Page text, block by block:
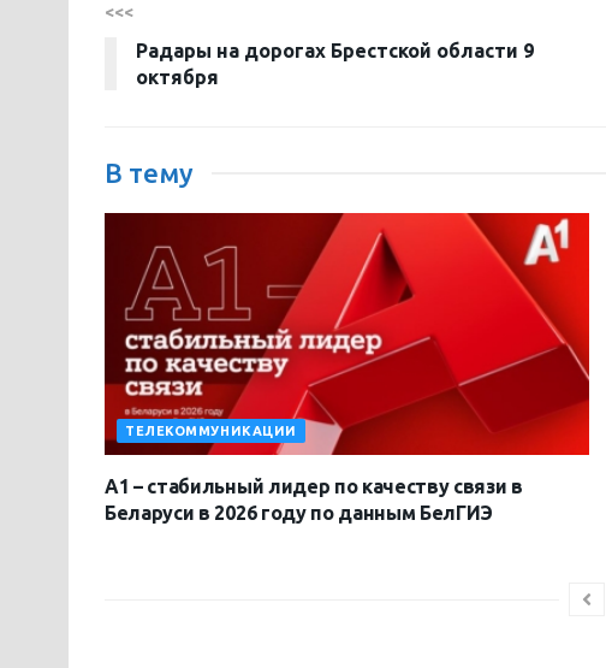
<<<
Радары на дорогах Брестской области 9
октября
В тему
ТЕЛЕКОММУНИКАЦИИ
А1 – стабильный лидер по качеству связи в
Беларуси в 2026 году по данным БелГИЭ